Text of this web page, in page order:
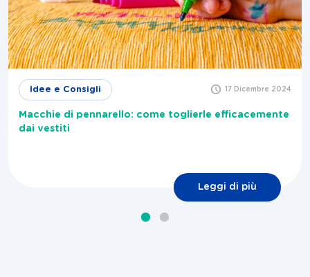
Idee e Consigli 17 Dicembre 2024
Macchie di pennarello: come toglierle efficacemente
dai vestiti
Leggi di più